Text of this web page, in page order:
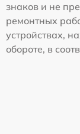
знаков и не
ремонтных
устройствах,
обороте, в